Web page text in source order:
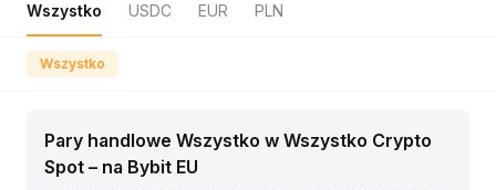
Wszystko USDC EUR PLN
Wszystko
Pary handlowe Wszystko w Wszystko Crypto
Spot – na Bybit EU